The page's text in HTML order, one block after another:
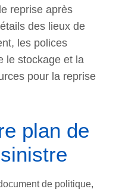
reprise après
des lieux de
les polices
le stockage et la
pour la reprise
plan de
de politique,